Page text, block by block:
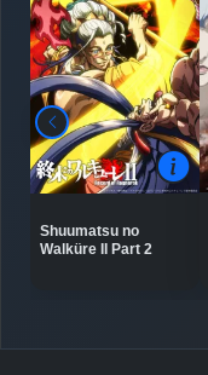
Shuumatsu no
Walküre II Part 2